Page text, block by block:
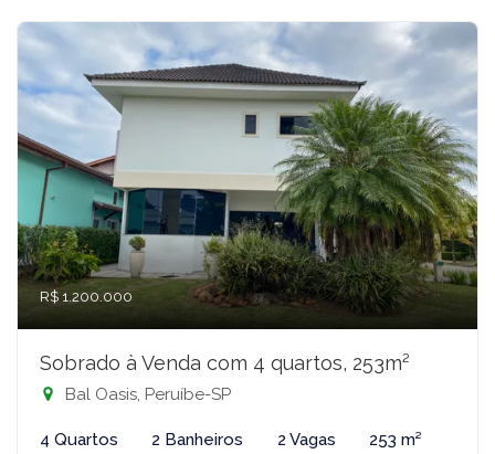
R$ 1.200.000
Sobrado à Venda com 4 quartos, 253m²
Bal Oasis, Peruíbe-SP
4 Quartos 2 Banheiros 2 Vagas 253 m²